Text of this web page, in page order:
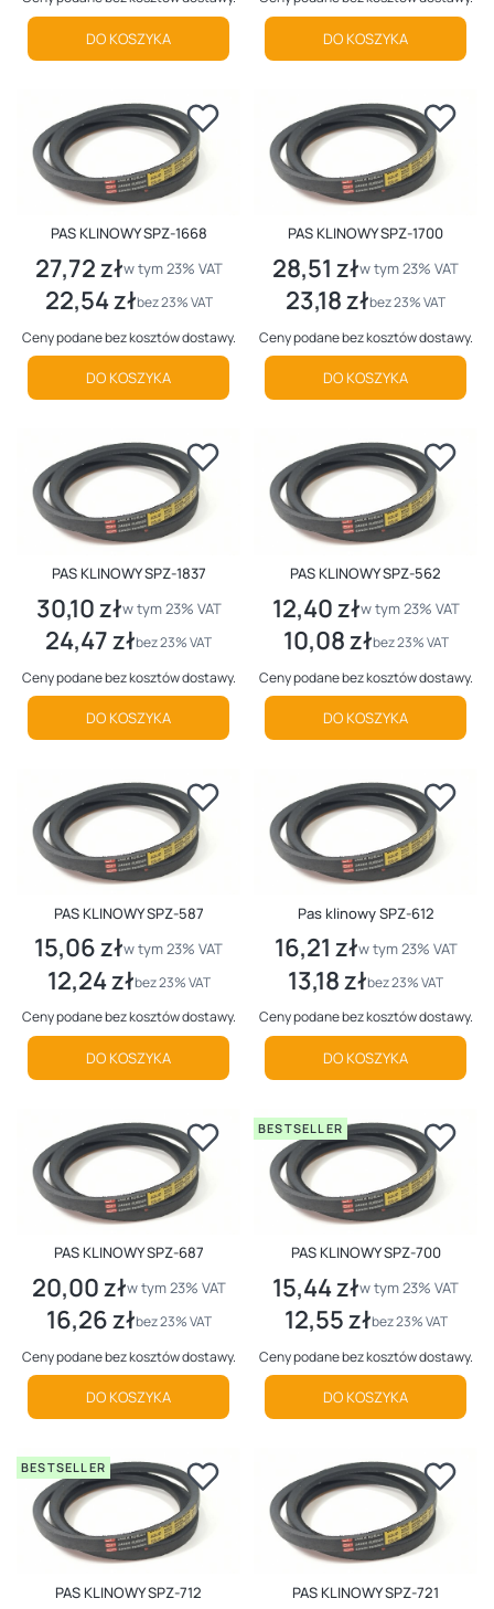
DO KOSZYKA DO KOSZYKA
PAS KLINOWY SPZ-1668
Cena brutto
27,72 złw tym %s VAT
w tym23% VAT
Cena netto
22,54 złbez 23% VAT
Ceny podane bez kosztów dostawy.
DO KOSZYKA
PAS KLINOWY SPZ-1700
Cena brutto
28,51 złw tym %s VAT
w tym23% VAT
Cena netto
23,18 złbez 23% VAT
Ceny podane bez kosztów dostawy.
DO KOSZYKA
PAS KLINOWY SPZ-1837
Cena brutto
30,10 złw tym %s VAT
w tym23% VAT
Cena netto
24,47 złbez 23% VAT
Ceny podane bez kosztów dostawy.
DO KOSZYKA
PAS KLINOWY SPZ-562
Cena brutto
12,40 złw tym %s VAT
w tym23% VAT
Cena netto
10,08 złbez 23% VAT
Ceny podane bez kosztów dostawy.
DO KOSZYKA
PAS KLINOWY SPZ-587
Cena brutto
15,06 złw tym %s VAT
w tym23% VAT
Cena netto
12,24 złbez 23% VAT
Ceny podane bez kosztów dostawy.
DO KOSZYKA
Pas klinowy SPZ-612
Cena brutto
16,21 złw tym %s VAT
w tym23% VAT
Cena netto
13,18 złbez 23% VAT
Ceny podane bez kosztów dostawy.
DO KOSZYKA
PAS KLINOWY SPZ-687
Cena brutto
20,00 złw tym %s VAT
w tym23% VAT
Cena netto
16,26 złbez 23% VAT
Ceny podane bez kosztów dostawy.
DO KOSZYKA
BESTSELLER
PAS KLINOWY SPZ-700
Cena brutto
15,44 złw tym %s VAT
w tym23% VAT
Cena netto
12,55 złbez 23% VAT
Ceny podane bez kosztów dostawy.
DO KOSZYKA
BESTSELLER
PAS KLINOWY SPZ-712 PAS KLINOWY SPZ-721